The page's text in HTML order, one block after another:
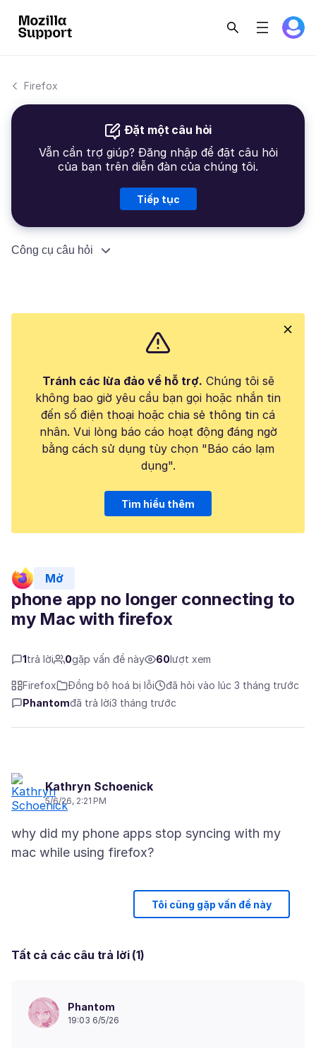
Firefox
Đặt một câu hỏi
Vẫn cần trợ giúp? Đăng nhập để đặt câu hỏi
của bạn trên diễn đàn của chúng tôi.
Tiếp tục
Công cụ câu hỏi
Tránh các lừa đảo về hỗ trợ. Chúng tôi sẽ
không bao giờ yêu cầu bạn gọi hoặc nhắn tin
đến số điện thoại hoặc chia sẻ thông tin cá
nhân. Vui lòng báo cáo hoạt động đáng ngờ
bằng cách sử dụng tùy chọn "Báo cáo lạm
dụng".
Tìm hiểu thêm
Mở
phone app no longer connecting to
my Mac with firefox
1trả lời 0gặp vấn đề này 60lượt xem
Firefox Đồng bộ hoá bị lỗi
đã hỏi vào lúc 3 tháng trước
Phantomđã trả lời3 tháng trước
Kathryn Schoenick
5/6/26, 2:21 PM
why did my phone apps stop syncing with my
Tôi cũng gặp vấn đề này
Tất cả các câu trả lời (1)
Phantom
19:03 6/5/26